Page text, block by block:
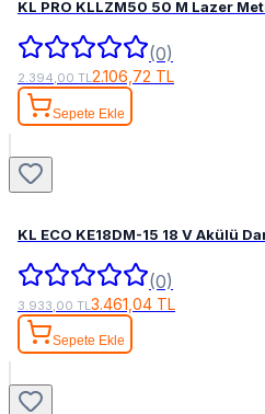
KL PRO KLLZM50 50 M Lazer
(0)
2.394,00 TL2.106,72 TL
Sepete Ekle
KL ECO KE18DM-15 18 V Akülü
(0)
3.933,00 TL3.461,04 TL
Sepete Ekle